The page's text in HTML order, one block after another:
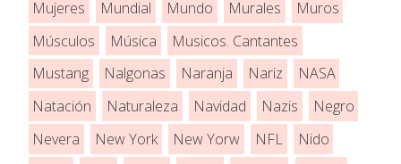
Mujeres Mundial Mundo Murales
Muros
Músculos
Música
Musicos. Cantantes
Mustang
Nalgonas Naranja Nariz
NASA
Natación
Naturaleza Navidad Nazis
Negro
Nevera
New York New Yorw NFL
Nido